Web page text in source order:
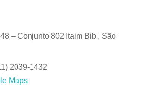
– Conjunto 802 Itaim Bibi, São
2039-1432
Maps